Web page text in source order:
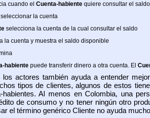
cuando elCuenta-habiente quiere consultar el
la cuenta
selecciona la cuenta de la cual consultar el saldo
la cuenta y muestra el saldo disponible
habiente puede transferir dinero a otra cuenta. El
los actores también ayuda a entender
tipos de clientes, algunos de estos
Al menos en Colombia, una
de consumo y no tener ningún otro
el término genérico Cliente no ayuda